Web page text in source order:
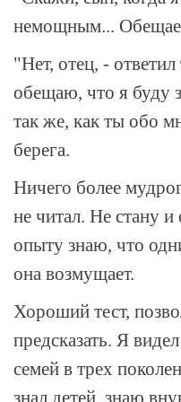
немощным...
"Нет, отец, -
обещаю, что я буду
так же, как ты обо
берега.
Ничего более
не читал. Не стану
опыту знаю, что
она возмущает.
Хороший тест,
предсказать. Я
семей в трех
знал детей, знаю